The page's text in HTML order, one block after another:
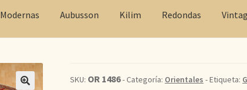
Modernas Aubusson Kilim Redondas
SKU: OR 1486- Categoría: Orientales - Etiqueta: